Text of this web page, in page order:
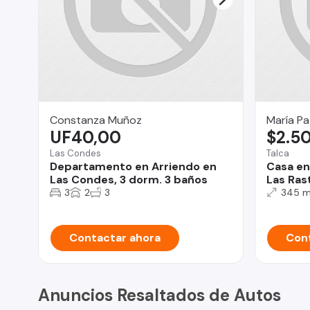
Constanza Muñoz
Las Condes
Departamento en Arriendo en
Las Condes, 3 dorm. 3 baños
UF40,00
3 2 3
Contactar ahora
María
Talca
Casa
Las
345
Anuncios Resaltados de Autos